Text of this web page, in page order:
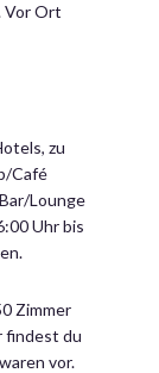
Vor Ort
zu
Café
Lounge
Uhr bis
Zimmer
findest du
vor.